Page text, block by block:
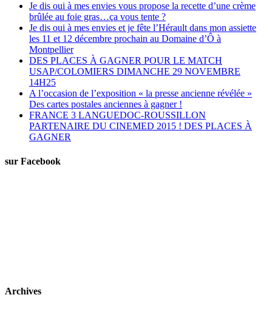
Je dis oui à mes envies vous propose la recette d’une crème
brûlée au foie gras…ça vous tente ?
Je dis oui à mes envies et je fête l’Hérault dans mon assiette
les 11 et 12 décembre prochain au Domaine d’Ô à
Montpellier
DES PLACES À GAGNER POUR LE MATCH
USAP/COLOMIERS DIMANCHE 29 NOVEMBRE
14H25
A l’occasion de l’exposition « la presse ancienne révélée »
Des cartes postales anciennes à gagner !
FRANCE 3 LANGUEDOC-ROUSSILLON
PARTENAIRE DU CINEMED 2015 ! DES PLACES À
GAGNER
sur Facebook
Archives